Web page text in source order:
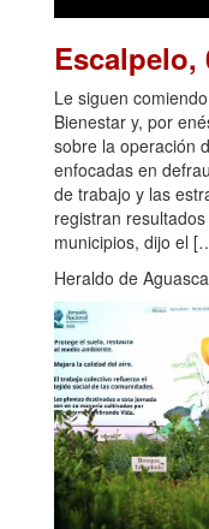
Escalpelo,
Le siguen
Bienestar y, por
sobre la operación
enfocadas en
de trabajo y las
registran
municipios, dijo el
Heraldo de